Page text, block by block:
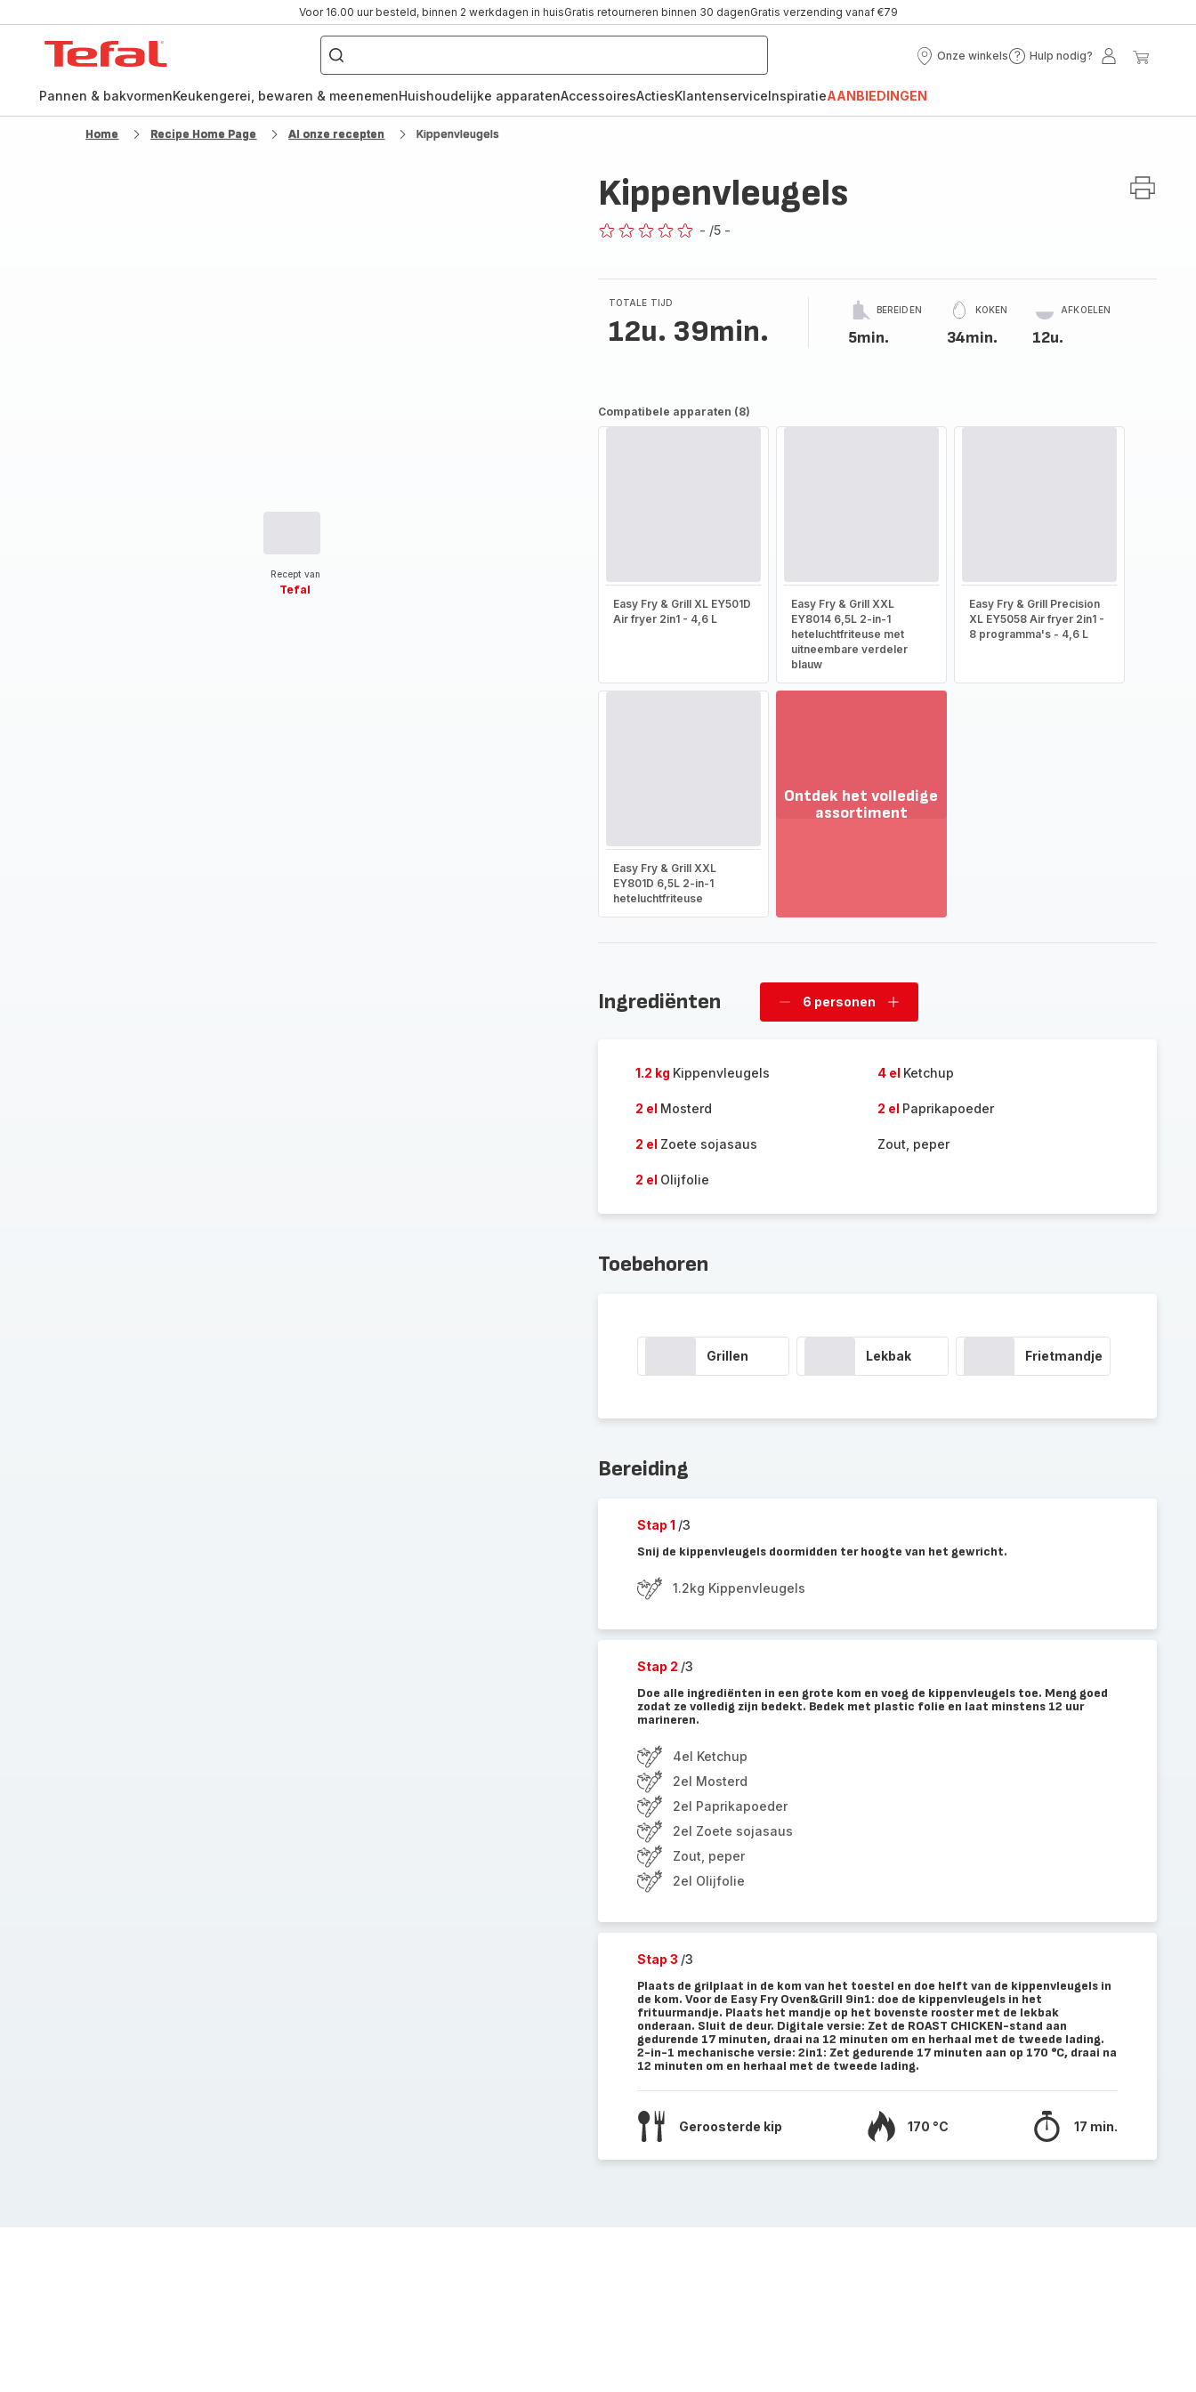
Voor 16.00 uur besteld, binnen 2 werkdagen in huisGratis retourneren binnen 30 dagenGratis verzending vanaf €79
Waar
ben
naar
Onze winkels
Onze
Hulp nodig?
Hulp
Mijn
Pannen & bakvormenKeukengerei, bewaren & meenemenHuishoudelijke apparatenAccessoiresActiesKlantenserviceInspiratieAANBIEDINGEN
Home Recipe Home Page Al onze recepten Kippenvleugels
Recept van
Tefal
Kippenvleugels
- /5 -
TOTALE TIJD
12u. 39min.
BEREIDEN
5min.
KOKEN
34min.
AFKOELEN
12u.
Compatibele apparaten (8)
Easy Fry & Grill XL EY501D
Air fryer 2in1 - 4,6 L
Easy Fry & Grill XXL
EY8014 6,5L 2-in-1
heteluchtfriteuse met
uitneembare verdeler
blauw
Easy Fry & Grill Precision
XL EY5058 Air fryer 2in1 -
8 programma's - 4,6 L
Easy Fry & Grill XXL
EY801D 6,5L 2-in-1
heteluchtfriteuse
Ontdek het volledige
assortiment
volledige
Ingrediënten
Verwijder
6 personen
Voeg
1.2 kg Kippenvleugels 4 el Ketchup
2 el Mosterd 2 el Paprikapoeder
2 el Zoete sojasaus Zout, peper
2 el Olijfolie
Toebehoren
Grillen Lekbak Frietmandje
Bereiding
Stap 1 /3
Snij de kippenvleugels doormidden ter hoogte van het gewricht.
1.2kg Kippenvleugels
Stap 2 /3
Doe alle ingrediënten in een grote kom en voeg de kippenvleugels toe. Meng goed
zodat ze volledig zijn bedekt. Bedek met plastic folie en laat minstens 12 uur
marineren.
4el Ketchup
2el Mosterd
2el Paprikapoeder
2el Zoete sojasaus
Zout, peper
2el Olijfolie
Stap 3 /3
Plaats de grilplaat in de kom van het toestel en doe helft van de kippenvleugels in
de kom. Voor de Easy Fry Oven&Grill 9in1: doe de kippenvleugels in het
frituurmandje. Plaats het mandje op het bovenste rooster met de lekbak
onderaan. Sluit de deur. Digitale versie: Zet de ROAST CHICKEN-stand aan
gedurende 17 minuten, draai na 12 minuten om en herhaal met de tweede lading.
2-in-1 mechanische versie: 2in1: Zet gedurende 17 minuten aan op 170 °C, draai na
12 minuten om en herhaal met de tweede lading.
Geroosterde kip 170 °C 17 min.